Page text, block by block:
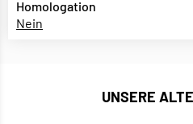
Homologation
Nein
UNSERE